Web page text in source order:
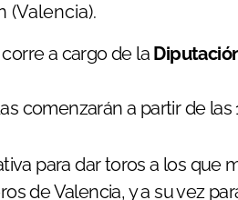
(Valencia).
a cargo de la
comenzarán a partir de las
para dar toros a los que
de Valencia, y a su vez